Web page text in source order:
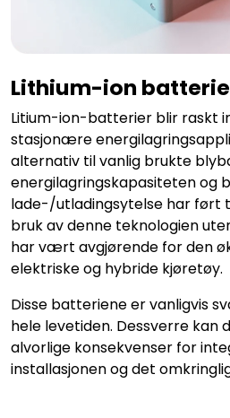
Lithium-ion
Litium-ion-batterier blir raskt
stasjonære
alternativ til vanlig brukte
energilagringskapasiteten og
lade-/utladingsytelse har ført
bruk av denne teknologien
har vært avgjørende for den
elektriske og hybride kjøretøy.
Disse batteriene er vanligvis
hele levetiden. Dessverre kan
alvorlige konsekvenser for
installasjonen og det